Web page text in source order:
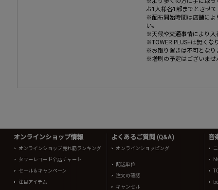
お1人様各1部までとさせ
※配布開始時間は店舗によ
い。
※天候や交通事情により入
※TOWER PLUS+は無くな
※お取り置きは不可となり
※増刷の予定はございませ
オンラインショップ情報
オンラインショップ売れ筋ランキング
タワーレコード全店チャート
セール＆キャンペーン
注目アイテム
よくあるご質問 (Q&A)
オンラインショッピング
配送単位
注文の確認
キャンセル
音